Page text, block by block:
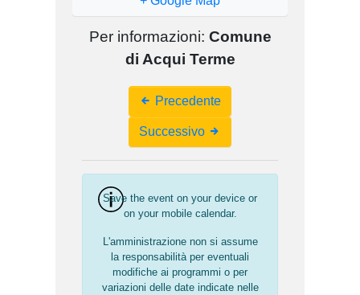
Per informazioni: Comune
di Acqui Terme
Navigation
Precedente
Successivo
Save the event on your device or
on your mobile calendar.
L'amministrazione non si assume
la responsabilità per eventuali
modifiche ai programmi o per
variazioni delle date indicate nelle